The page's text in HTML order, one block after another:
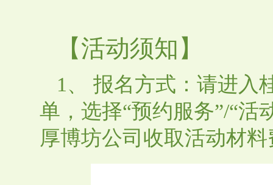
【活动须知】
1、 报名方式：请进入
单，选择“预约服务”/“活
厚博坊公司收取活动材料